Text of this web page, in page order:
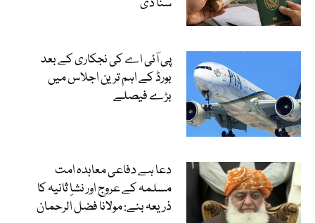
پی آئی اے کی نجکاری کے بعد
بورڈ کے اہم ترین اجلاس میں
بڑے فیصلے
دعا ہے دفاعی معاہدہ امت
مسلمہ کے عروج اور نشاِ ثانیہ کا
ذریعہ بنے: مولانا فضل الرحمان